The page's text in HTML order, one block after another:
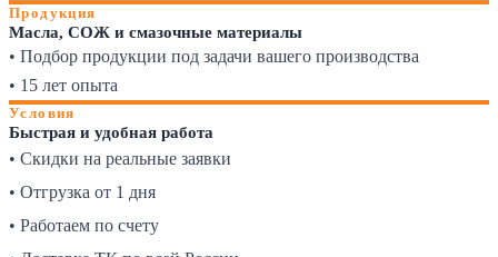
Продукция
Масла, СОЖ и смазочные материалы
• Подбор продукции под задачи вашего производства
• 15 лет опыта
Условия
Быстрая и удобная работа
• Скидки на реальные заявки
• Отгрузка от 1 дня
• Работаем по счету